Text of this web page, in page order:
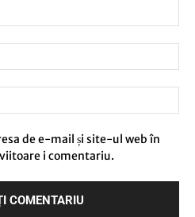
de e-mail și site-ul web în
i comentariu.